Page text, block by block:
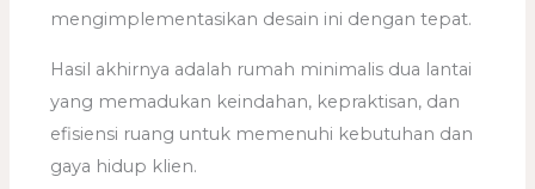
mengimplementasikan desain ini dengan tepat.
Hasil akhirnya adalah rumah minimalis dua lantai
yang memadukan keindahan, kepraktisan, dan
efisiensi ruang untuk memenuhi kebutuhan dan
gaya hidup klien.